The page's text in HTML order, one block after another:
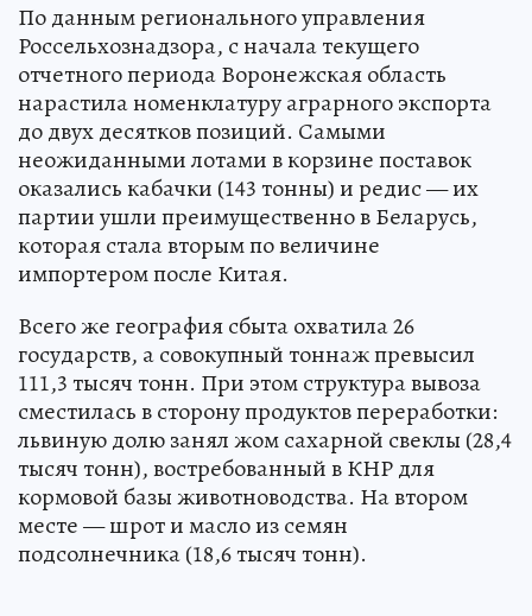
По данным регионального управления
Россельхознадзора, с начала текущего
отчетного периода Воронежская область
нарастила номенклатуру аграрного экспорта
до двух десятков позиций. Самыми
неожиданными лотами в корзине поставок
оказались кабачки (143 тонны) и редис — их
партии ушли преимущественно в Беларусь,
которая стала вторым по величине
импортером после Китая.
Всего же география сбыта охватила 26
государств, а совокупный тоннаж превысил
111,3 тысяч тонн. При этом структура вывоза
сместилась в сторону продуктов переработки:
львиную долю занял жом сахарной свеклы (28,4
тысяч тонн), востребованный в КНР для
кормовой базы животноводства. На втором
месте — шрот и масло из семян
подсолнечника (18,6 тысяч тонн).